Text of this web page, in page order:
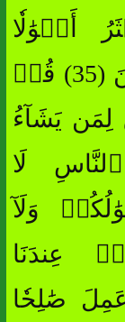
أَمۡوَٰلٗا
وَأَوۡلَٰدٗا وَمَا نَحۡنُ بِمُعَذَّبِينَ (35) قُلۡ
يَشَآءُ
لَا
أَمۡوَٰلُكُمۡ وَلَآ
عِندَنَا
صَٰلِحٗا